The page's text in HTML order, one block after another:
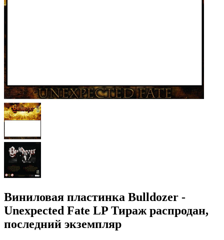
Виниловая пластинка Bulldozer -
Unexpected Fate LP Тираж распродан,
последний экземпляр